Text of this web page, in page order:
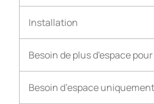
Installation
Besoin de plus d'espace
Besoin d’espace